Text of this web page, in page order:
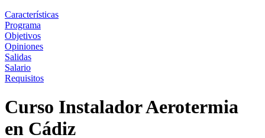
Características
Programa
Objetivos
Opiniones
Salidas
Salario
Requisitos
Curso Instalador Aerotermia
en Cádiz